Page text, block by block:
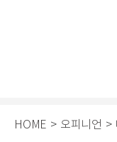
HOME > 오피니언 >